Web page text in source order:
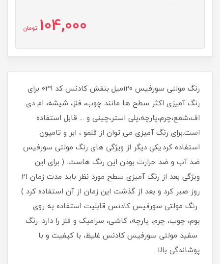
104,000 تومان
رنگ مولتی سورفیس 120میل بنفش کادنس کد 029 برای
رنگ آمیزی اکثر سطح ها مانند چوب، فلز، شیشه، ام دی
اف،شمع،چرم،پارچه،پلی استر،چینی و ... قابل استفاده
است.برای رنگ آمیزی می توان از قلمو ، ابر و تامپون
استفاده کرد.یکی دیگر از ویژگی های رنگ مولتی سورفیس
ضد آب و ضد حرارت بودن این رنگ هاست. ( برای این
ویژگی بعد از رنگ آمیزی سطح مورد نظر باید مدت زمان 21
روز صبر کرد و بعد از گذشت این زمان از آن استفاده کرد )
رنگ مولتی سورفیس کادنس قابلیت استفاده به روی
بوم، چوب، چرم، پارچه، کاشی، سرامیک و فلز را دارد. رنگ
سفید مولتی سورفیس کادنس غلیظ، با کیفیت و با
پوشاندگی بالا.